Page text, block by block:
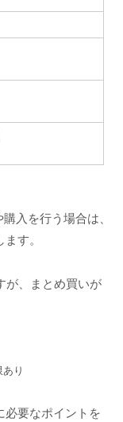
入を行う場合は、
ます。
が、まとめ買いが
り
必要なポイントを